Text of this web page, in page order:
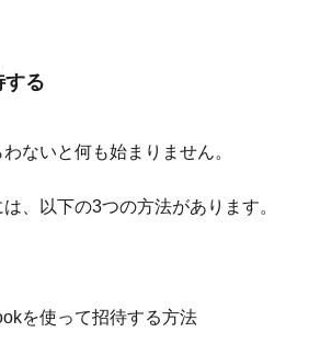
する
ないと何も始まりません。
、以下の3つの方法があります。
を使って招待する方法